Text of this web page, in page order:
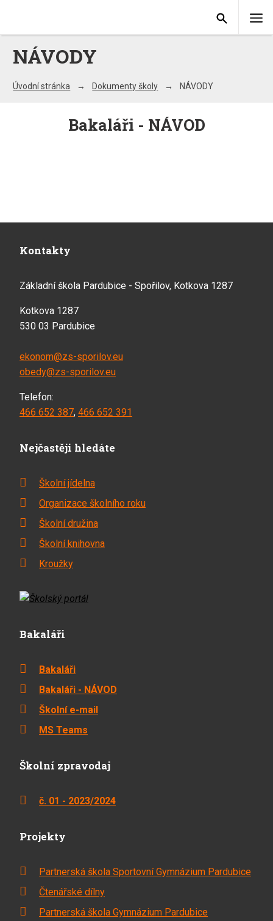
NÁVODY
Úvodní stránka Dokumenty školy NÁVODY
Bakaláři - NÁVOD
Kontakty
Základní škola Pardubice - Spořilov, Kotkova 1287
Kotkova 1287
530 03 Pardubice
ekonom@zs-sporilov.eu
obedy@zs-sporilov.eu
Telefon:
466 652 387, 466 652 391
Nejčastěji hledáte
Školní jídelna
Organizace školního roku
Školní družina
Školní knihovna
Kroužky
Bakaláři
Bakaláři
Bakaláři - NÁVOD
Školní e-mail
MS Teams
Školní zpravodaj
č. 01 - 2023/2024
Projekty
Partnerská škola Sportovní Gymnázium Pardubice
Čtenářské dílny
Partnerská škola Gymnázium Pardubice